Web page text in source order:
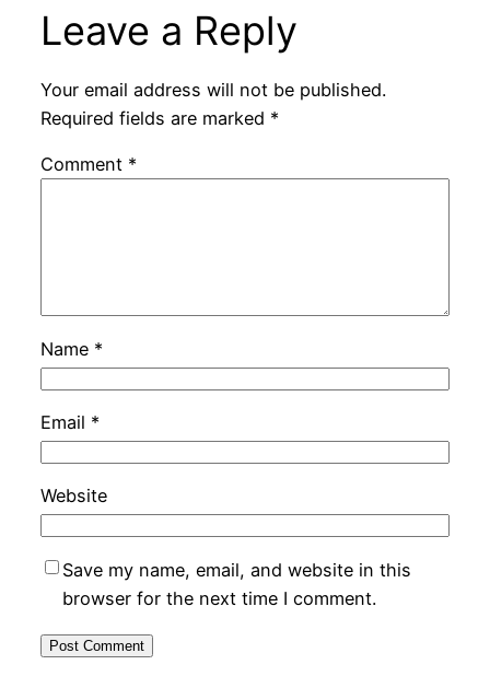
Leave a Reply
Your email address will not be published.
Required fields are marked *
Comment *
Name *
Email *
Website
Save my name, email, and website in this
browser for the next time I comment.